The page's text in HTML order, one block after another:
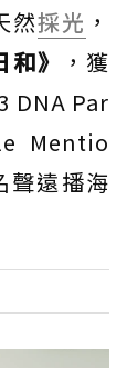
然採光 ，
》
，獲
DNA Par
Mentio
聲遠播海